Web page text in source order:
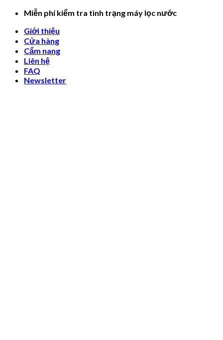
Skip
content
Miễn phí kiểm tra tình trạng máy lọc nước
Giới thiệu
Cửa hàng
Cẩm nang
Liên hệ
FAQ
Newsletter